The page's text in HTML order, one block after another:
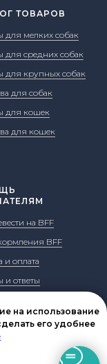
на использование
его удобнее
ТОВАРОВ
для мелких собак
для средних собак
для крупных собак
для собак
для кошек
для кошек
на BFF
BFF
и оплата
и ответы